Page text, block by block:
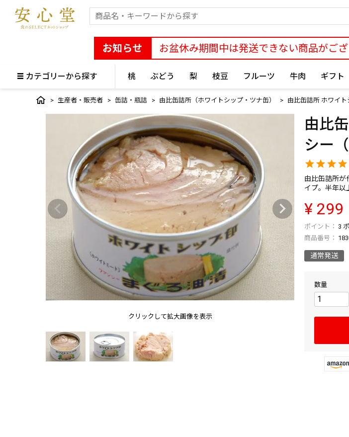
お知らせ お盆休み期間中は発送できない商品がご
カテゴリーから探す 桃 ぶどう 梨 枝豆 フルーツ 牛肉 ギフト
生産者・販売者 缶詰・瓶詰 由比缶詰所（ホワイトシップ・ツナ缶） 由比缶詰所 ホワイト
クリックして拡大画像を表示
由比
シー
由比缶詰所が
イプ。半年以
¥ 299
3
商品番号
通常発送